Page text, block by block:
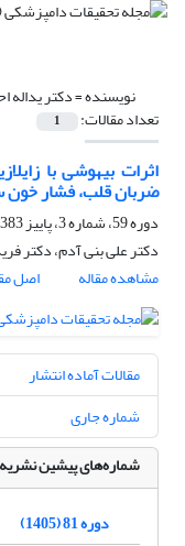
نویسنده =دکتر یداله
تعداد مقالات: 1
اثرات بیهوشی با
ضربان قلب، فشار
دوره 59، شماره 3، پاییز 1383
دکتر علی بنی آدم، دکتر
مشاهده مقاله
اصل
مقالات آماده انتشار
شماره جاری
شماره‌های پیشین نشریه
دوره 81 (1405)